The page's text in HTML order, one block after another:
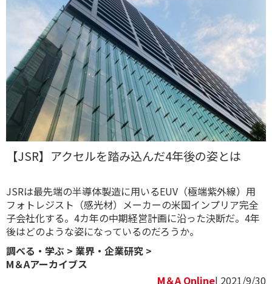
【JSR】アクセルを踏み込んだ4年後の姿とは
JSRは最先端の半導体製造に用いるEUV（極端紫外線）用
フォトレジスト（感光材）メーカーの米国インプリア完全
子会社化する。4カ年の中期経営計画に沿った決断だ。4年
後はどのような姿になっているのだろうか。
調べる・学ぶ > 業界・企業研究 >
M＆Aアーカイブス
M＆A Online| 2021/9/30